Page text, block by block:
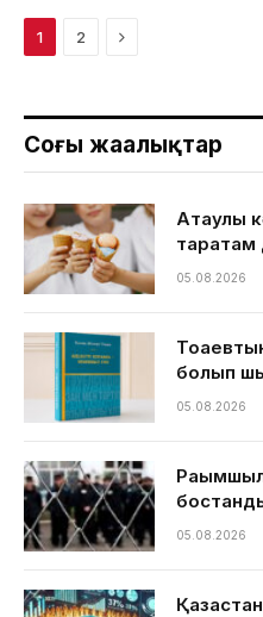
1 2 Next
Соңғы жаңалықтар
Ақтаулық
таратам
05.08.2026
болып
05.08.2026
05.08.2026